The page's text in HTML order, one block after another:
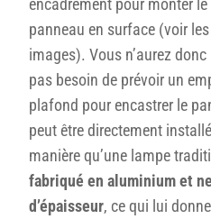
encadrement pour monter le
panneau en surface (voir les
images). Vous n’aurez donc
pas besoin de prévoir un
plafond pour encastrer le
peut être directement
manière qu’une lampe
fabriqué en aluminium et
d’épaisseur, ce qui lui